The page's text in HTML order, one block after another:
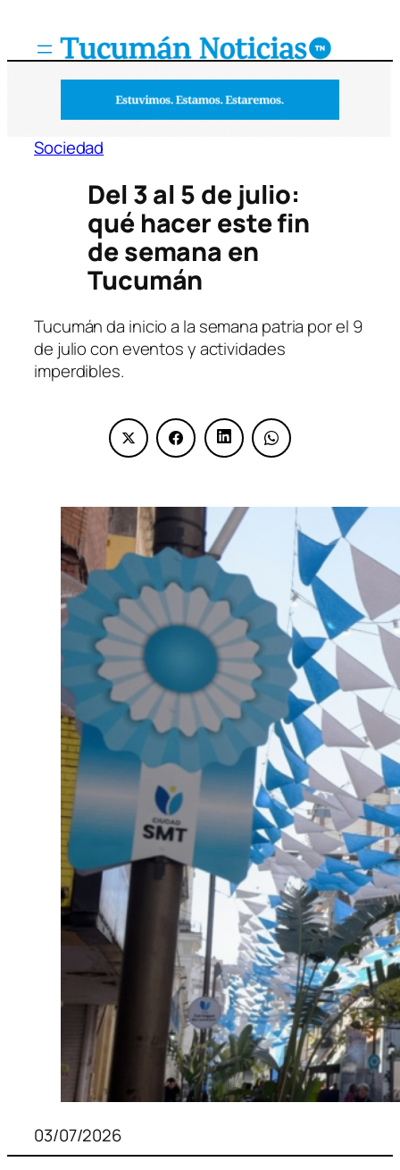
Sociedad
Del 3 al 5 de julio:
qué hacer este fin
de semana en
Tucumán
Tucumán da inicio a la semana patria por el 9
de julio con eventos y actividades
imperdibles.
03/07/2026